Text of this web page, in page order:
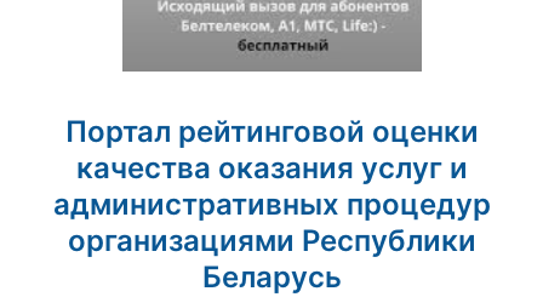
Портал рейтинговой оценки
качества оказания услуг и
административных процедур
организациями Республики
Беларусь